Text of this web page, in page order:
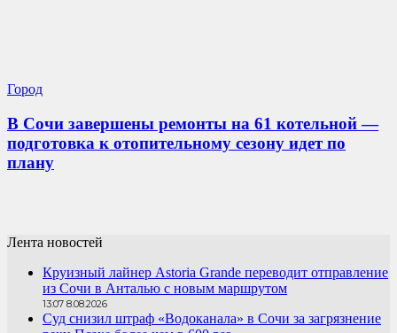
Город
В Сочи завершены ремонты на 61 котельной —
подготовка к отопительному сезону идет по
плану
Лента новостей
Круизный лайнер Astoria Grande переводит отправление
из Сочи в Анталью с новым маршрутом
13:07 8.08.2026
Суд снизил штраф «Водоканала» в Сочи за загрязнение